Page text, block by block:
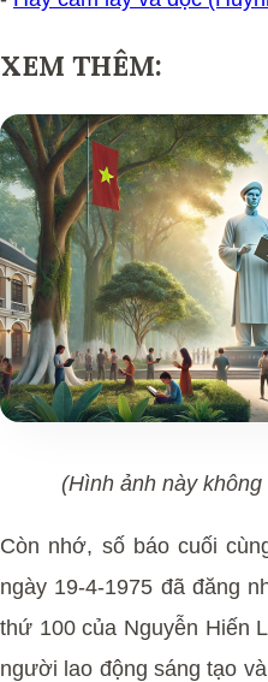
XEM THÊM:
(Hình ảnh này
Còn nhớ, số báo cuối
ngày 19-4-1975 đã đăng
thứ 100 của Nguyễn Hiến
người lao động sáng tạo